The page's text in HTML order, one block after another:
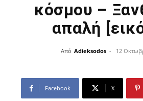
κόσμου –
απαλή
Από Adieksodos - 12
Facebook X